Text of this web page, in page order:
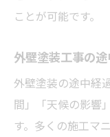
ことが可能です。
外壁塗装工事の
外壁塗装の途中経
間」「天候の影響
す。多くの施工マ